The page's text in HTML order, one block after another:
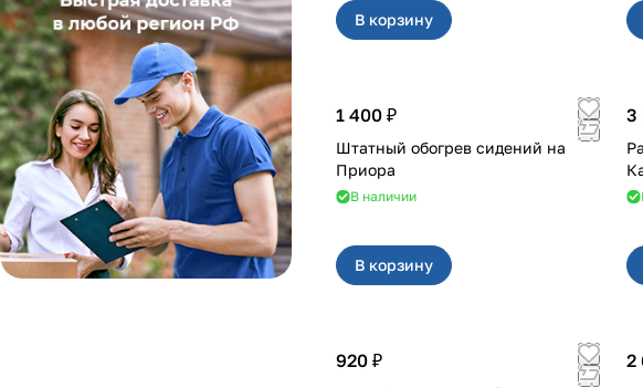
В корзину
1 400 ₽
Штатный обогрев сидений на
Приора
В наличии
В корзину
3
920 ₽ 2